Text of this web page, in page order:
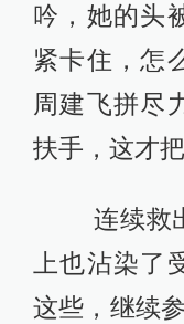
吟，她的头
紧卡住，怎
周建飞拼尽
扶手，这才
连续救出
上也沾染了
这些，继续